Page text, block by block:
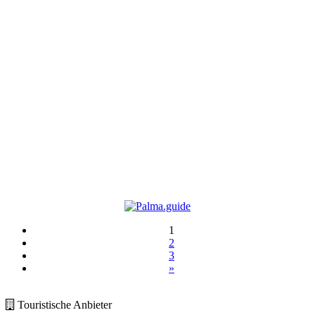
1
2
3
»
Touristische Anbieter